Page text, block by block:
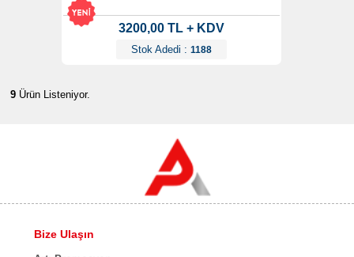
3200,00 TL + KDV
Stok Adedi : 1188
9Ürün Listeniyor.
Bize Ulaşın